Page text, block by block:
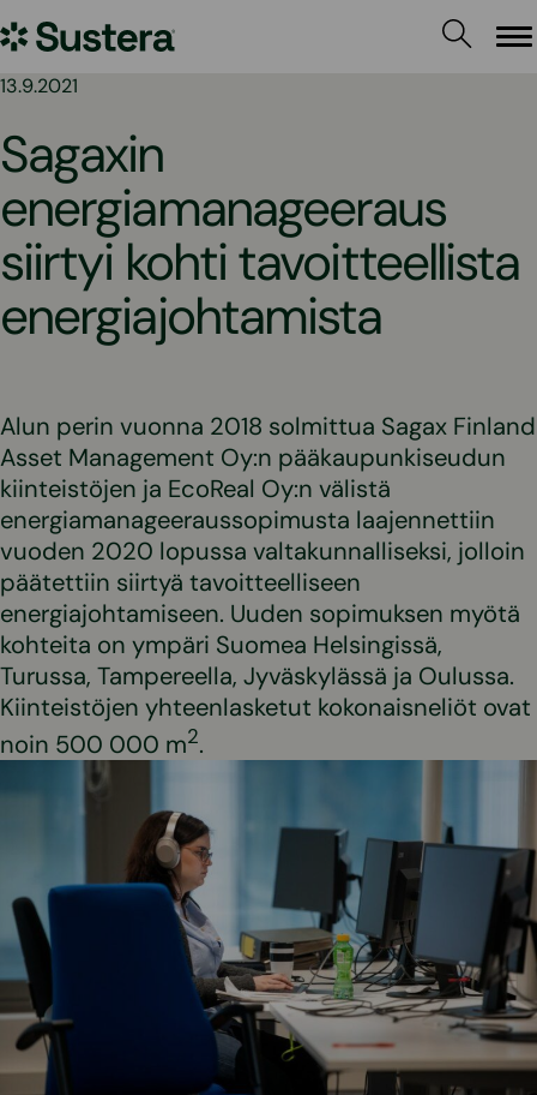
sisältöön
Sustera
13.9.2021
Sagaxin
energiamanageeraus
siirtyi kohti tavoitteellista
energiajohtamista
Alun perin vuonna 2018 solmittua Sagax Finland
Asset Management Oy:n pääkaupunkiseudun
kiinteistöjen ja EcoReal Oy:n välistä
energiamanageeraussopimusta laajennettiin
vuoden 2020 lopussa valtakunnalliseksi, jolloin
päätettiin siirtyä tavoitteelliseen
energiajohtamiseen. Uuden sopimuksen myötä
kohteita on ympäri Suomea Helsingissä,
Turussa, Tampereella, Jyväskylässä ja Oulussa.
Kiinteistöjen yhteenlasketut kokonaisneliöt ovat
noin 500 000 m2.